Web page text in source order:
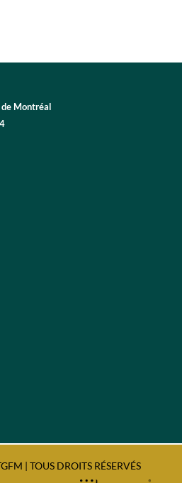
de Montréal
| TOUS DROITS RÉSERVÉS